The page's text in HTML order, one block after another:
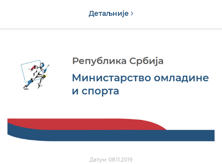
Детаљније
Датум: 08.11.2019